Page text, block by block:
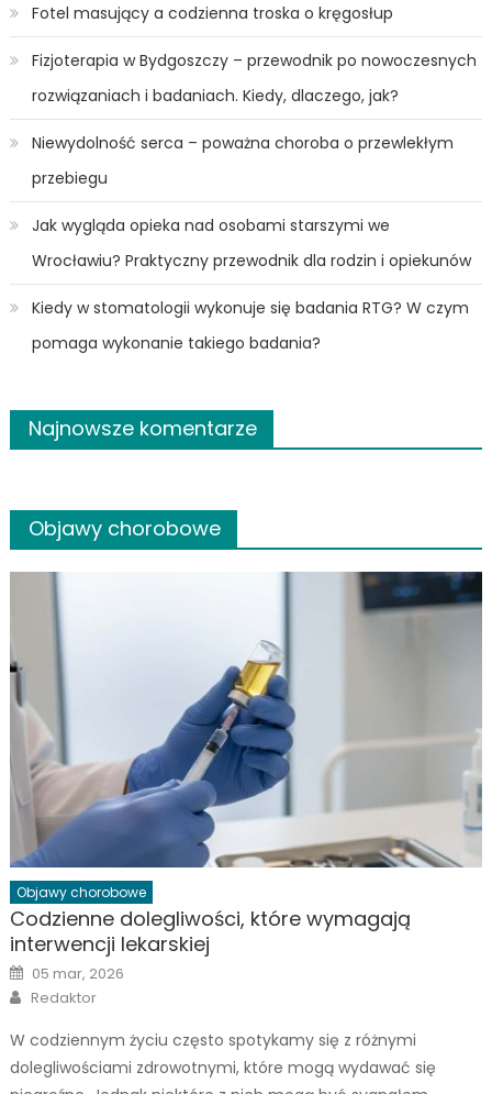
Fotel masujący a codzienna troska o kręgosłup
Fizjoterapia w Bydgoszczy – przewodnik po nowoczesnych
rozwiązaniach i badaniach. Kiedy, dlaczego, jak?
Niewydolność serca – poważna choroba o przewlekłym
przebiegu
Jak wygląda opieka nad osobami starszymi we
Wrocławiu? Praktyczny przewodnik dla rodzin i opiekunów
Kiedy w stomatologii wykonuje się badania RTG? W czym
pomaga wykonanie takiego badania?
Najnowsze komentarze
Objawy chorobowe
Objawy chorobowe
Codzienne dolegliwości, które wymagają
interwencji lekarskiej
Posted
on
05 mar, 2026
Author
Redaktor
W codziennym życiu często spotykamy się z różnymi
dolegliwościami zdrowotnymi, które mogą wydawać się